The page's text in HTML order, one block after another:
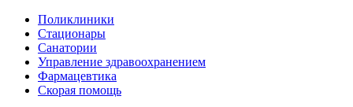
Поликлиники
Стационары
Санатории
Управление здравоохранением
Фармацевтика
Скорая помощь